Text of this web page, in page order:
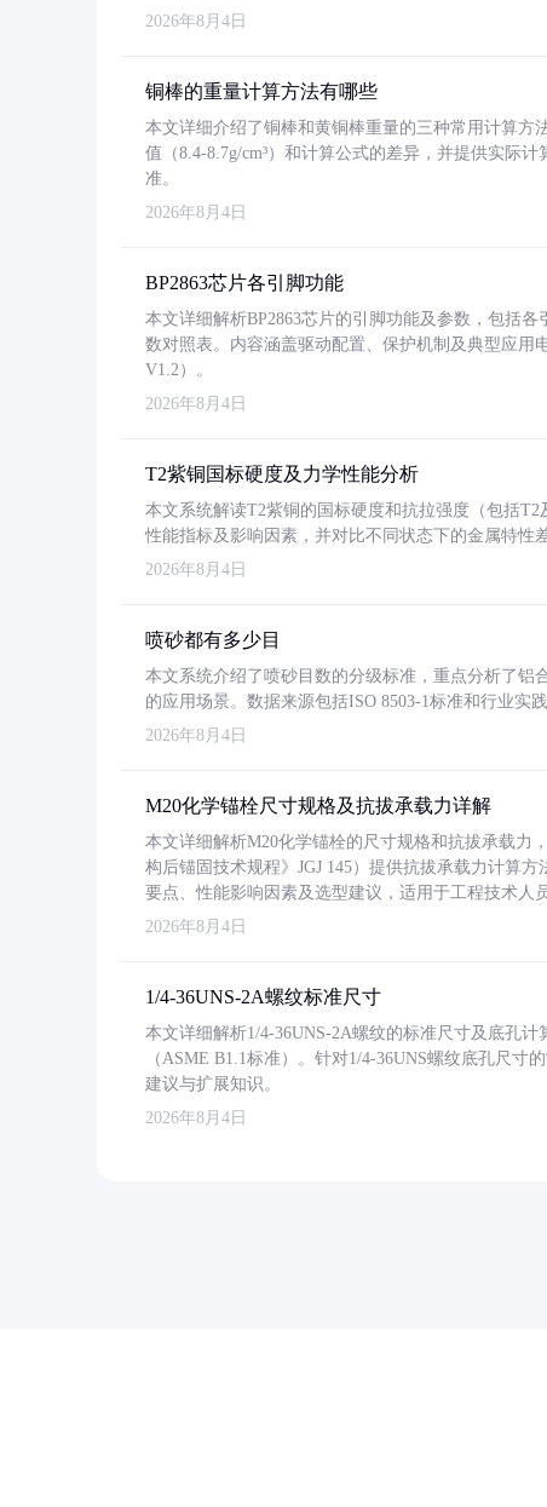
2026年8月4日
铜棒的重量计算方法有哪些
本文详细介绍了铜棒和黄铜棒重量的三种常用计算方
值（8.4-8.7g/cm³）和计算公式的差异，并提供实际
准。
2026年8月4日
BP2863芯片各引脚功能
本文详细解析BP2863芯片的引脚功能及参数，包括
数对照表。内容涵盖驱动配置、保护机制及典型应用
V1.2）。
2026年8月4日
T2紫铜国标硬度及力学性能分析
本文系统解读T2紫铜的国标硬度和抗拉强度（包括
性能指标及影响因素，并对比不同状态下的金属特性
2026年8月4日
喷砂都有多少目
本文系统介绍了喷砂目数的分级标准，重点分析了铝
的应用场景。数据来源包括ISO 8503-1标准和行业实
2026年8月4日
M20化学锚栓尺寸规格及抗拔承载力详解
本文详细解析M20化学锚栓的尺寸规格和抗拔承载力
构后锚固技术规程》JGJ 145）提供抗拔承载力计算
要点、性能影响因素及选型建议，适用于工程技术人
2026年8月4日
1/4-36UNS-2A螺纹标准尺寸
本文详细解析1/4-36UNS-2A螺纹的标准尺寸及底孔
（ASME B1.1标准）。针对1/4-36UNS螺纹底孔尺
建议与扩展知识。
2026年8月4日